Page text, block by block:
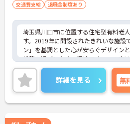
交通費支給
退職金制度あり
埼玉県川口市に位置する住宅型有料老
す。2019年に開設されたきれいな施設
ン」を基調とした心が安らぐデザイン
松蔭も過ごしやすい環境です。この度
ての管理業務をお任せいたします。経
かしステップアップして働きたい方大歓
のある方には、面接対策ポイントなど
をお話しいたしますのでお気軽にご相
詳細を見る 無